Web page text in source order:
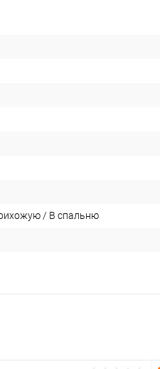
/ В спальню